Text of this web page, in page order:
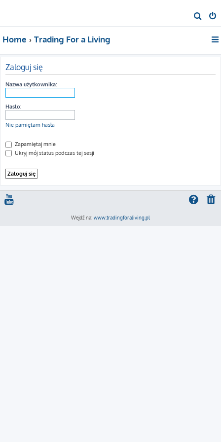
z
j
Home Trading For a Living
Zaloguj się
Nazwa użytkownika:
Hasło:
Nie pamiętam hasła
Zapamiętaj mnie
Ukryj mój status podczas tej sesji
Wejdź na: www.tradingforaliving.pl